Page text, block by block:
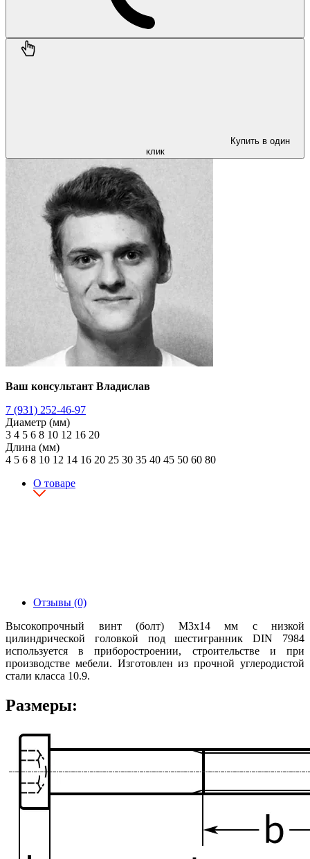
Купить в один
клик
Ваш консультант Владислав
7 (931) 252-46-97
Диаметр (мм)
3 4 5 6 8 10 12 16 20
Длина (мм)
4 5 6 8 10 12 14 16 20 25 30 35 40 45 50 60 80
О товаре
Отзывы (0)
Высокопрочный винт (болт) М3х14 мм с низкой
цилиндрической головкой под шестигранник DIN 7984
используется в приборостроении, строительстве и при
производстве мебели. Изготовлен из прочной углеродистой
стали класса 10.9.
Размеры: